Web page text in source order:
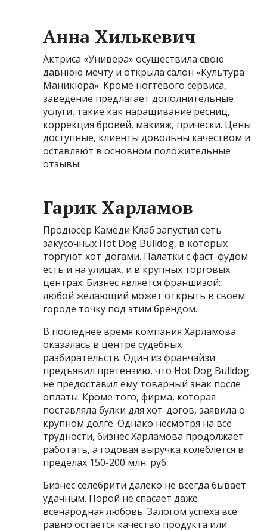
Анна Хилькевич
Актриса «Универа» осуществила свою
давнюю мечту и открыла салон «Культура
Маникюра». Кроме ногтевого сервиса,
заведение предлагает дополнительные
услуги, такие как наращивание ресниц,
коррекция бровей, макияж, прически. Цены
доступные, клиенты довольны качеством и
оставляют в основном положительные
отзывы.
Гарик Харламов
Продюсер Камеди Клаб запустил сеть
закусочных Hot Dog Bulldog, в которых
торгуют хот-догами. Палатки с фаст-фудом
есть и на улицах, и в крупных торговых
центрах. Бизнес является франшизой:
любой желающий может открыть в своем
городе точку под этим брендом.
В последнее время компания Харламова
оказалась в центре судебных
разбирательств. Один из франчайзи
предъявил претензию, что Hot Dog Bulldog
не предоставил ему товарный знак после
оплаты. Кроме того, фирма, которая
поставляла булки для хот-догов, заявила о
крупном долге. Однако несмотря на все
трудности, бизнес Харламова продолжает
работать, а годовая выручка колеблется в
пределах 150-200 млн. руб.
Бизнес селебрити далеко не всегда бывает
удачным. Порой не спасает даже
всенародная любовь. Залогом успеха все
равно остается качество продукта или